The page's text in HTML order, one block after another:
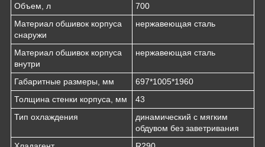
Объем, л
700
Материал обшивок корпуса
снаружи
нержавеющая сталь
Материал обшивок корпуса
внутри
нержавеющая сталь
Габаритные размеры, мм
697*1005*1960
Толщина стенки корпуса, мм
43
Тип охлаждения
динамический с мягким
обдувом без заветривания